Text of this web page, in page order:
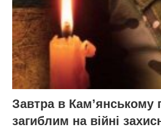
Завтра в
загиблим на війні